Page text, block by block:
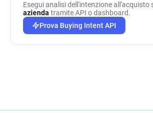
Esegui analisi dell'intenzione all'acquisto
azienda tramite API o dashboard.
Prova Buying Intent API